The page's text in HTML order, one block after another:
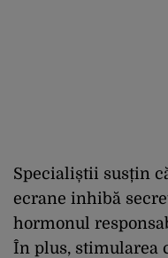
Specialiștii susțin
ecrane inhibă
hormonul
În plus, stimularea